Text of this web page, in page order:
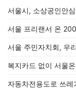
서울시, 소상공인안
서울 프리랜서 온
서울 주민자치회, 우
복지카드 없이 서울
자동차전용도로 쓰